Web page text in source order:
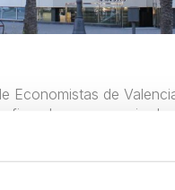
Economistas de
firmado un convenio de
académica
en determinadas ramas